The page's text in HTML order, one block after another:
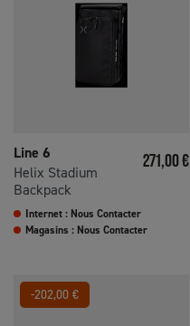
Line 6
Helix Stadium
Backpack
Prix
271,00 €
Internet : Nous Contacter
Magasins : Nous Contacter
-202,00 €